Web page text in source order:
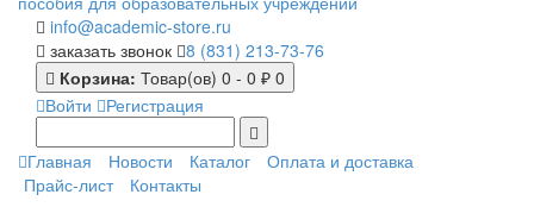
info@academic-store.ru
заказать звонок 8 (831) 213-73-76
Корзина: Товар(ов) 0 - 0 ₽ 0
Войти
Регистрация
Главная Новости Каталог
Оплата и доставка
Прайс-лист
Контакты